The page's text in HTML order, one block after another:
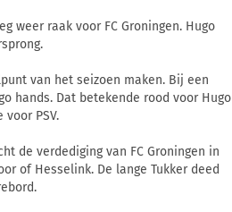
weer raak voor FC Groningen. Hugo
van het seizoen maken. Bij een
hands. Dat betekende rood voor Hugo
PSV.
de verdediging van FC Groningen in
of Hesselink. De lange Tukker deed